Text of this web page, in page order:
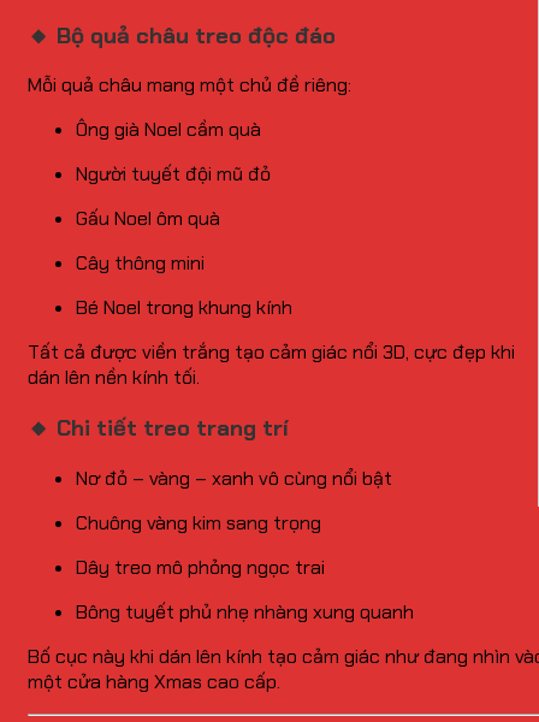
🔸 Bộ quả châu treo độc đáo
Mỗi quả châu mang một chủ đề riêng:
Ông già Noel cầm quà
Người tuyết đội mũ đỏ
Gấu Noel ôm quà
Cây thông mini
Bé Noel trong khung kính
Tất cả được viền trắng tạo cảm giác nổi 3D, cực đẹp khi
dán lên nền kính tối.
🔸 Chi tiết treo trang trí
Nơ đỏ – vàng – xanh vô cùng nổi bật
Chuông vàng kim sang trọng
Dây treo mô phỏng ngọc trai
Bông tuyết phủ nhẹ nhàng xung quanh
Bố cục này khi dán lên kính tạo cảm giác như đang nhìn
một cửa hàng Xmas cao cấp.